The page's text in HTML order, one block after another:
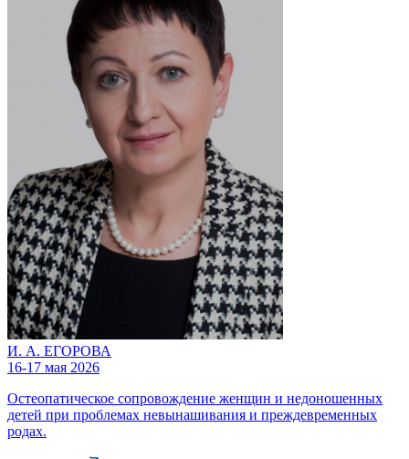
И. А. ЕГОРОВА
16-17 мая 2026
Остеопатическое сопровождение женщин и недоношенных
детей при проблемах невынашивания и преждевременных
родах.